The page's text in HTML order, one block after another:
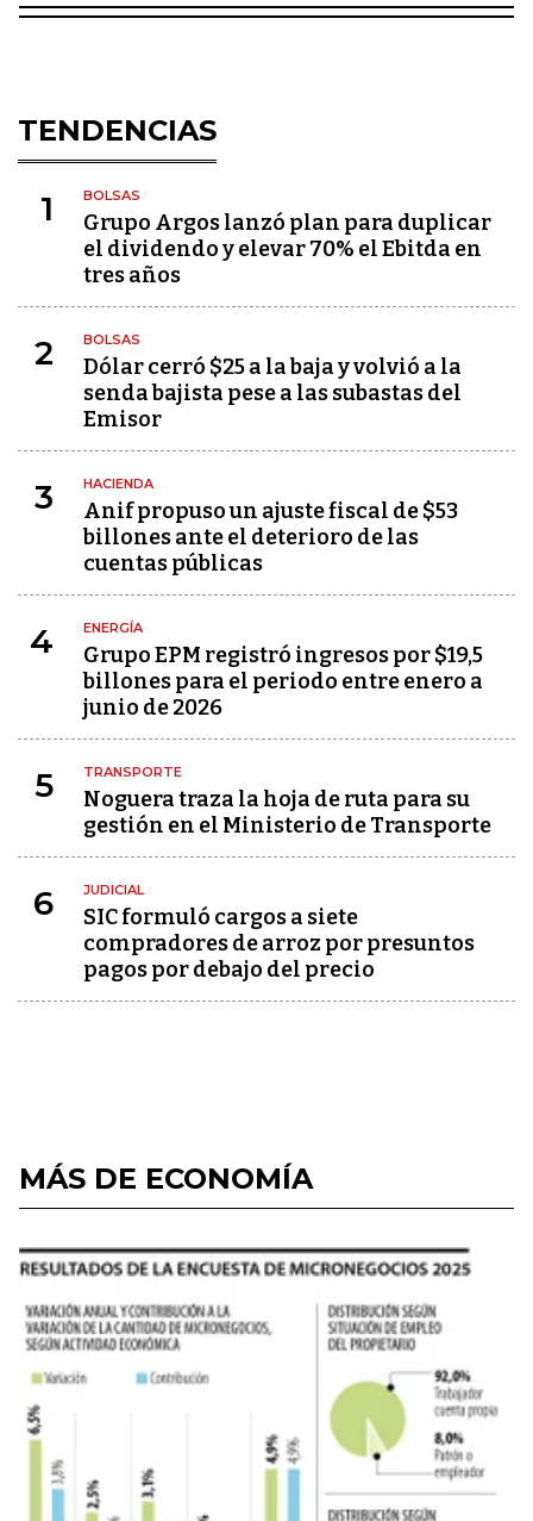
TENDENCIAS
1 BOLSAS
Grupo Argos lanzó plan para duplicar
el dividendo y elevar 70% el Ebitda en
tres años
2 BOLSAS
Dólar cerró $25 a la baja y volvió a la
senda bajista pese a las subastas del
Emisor
3 HACIENDA
Anif propuso un ajuste fiscal de $53
billones ante el deterioro de las
cuentas públicas
4 ENERGÍA
Grupo EPM registró ingresos por $19,5
billones para el periodo entre enero a
junio de 2026
5 TRANSPORTE
Noguera traza la hoja de ruta para su
gestión en el Ministerio de Transporte
6 JUDICIAL
SIC formuló cargos a siete
compradores de arroz por presuntos
pagos por debajo del precio
MÁS DE ECONOMÍA